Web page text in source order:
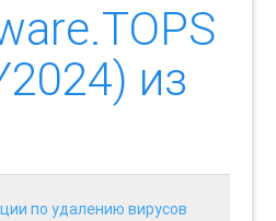
из
по удалению вирусов